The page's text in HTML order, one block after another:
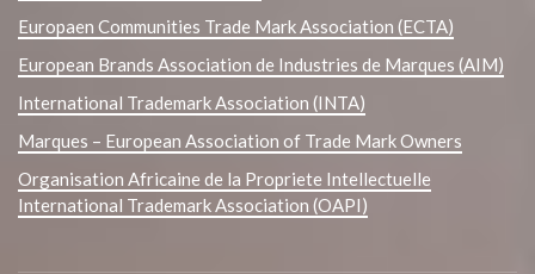
Europaen Communities Trade Mark Association (ECTA)
European Brands Association de Industries de Marques (AIM)
International Trademark Association (INTA)
Marques – European Association of Trade Mark Owners
Organisation Africaine de la Propriete Intellectuelle
International Trademark Association (OAPI)